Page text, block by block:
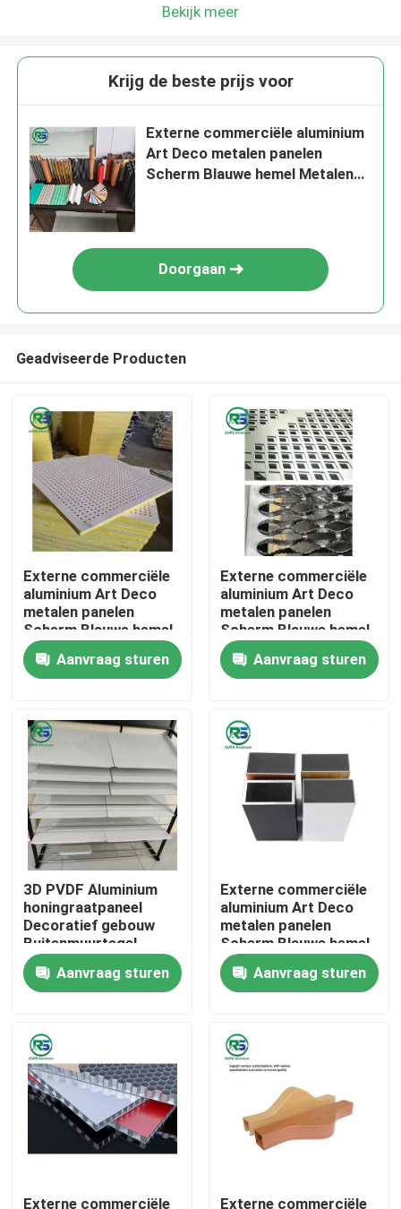
Producten
VR-show
Ongeveer ons
Fabrieksreis
Kwaliteitscontrole
Contacteer ons
Verzoek om een Citaat
De panelen van de aluminiummuur
Het Comité van de aluminiumhoningraat
Bekijk meer
Krijg de beste prijs voor
Externe commerciële aluminium
Art Deco metalen panelen
Scherm Blauwe hemel Metalen
Doorgaan
Geadviseerde Producten
Externe commerciële
aluminium Art Deco
metalen panelen
Scherm Blauwe hemel
Metalen wandtegels
Aanvraag sturen
Externe commerciële
aluminium Art Deco
metalen panelen
Scherm Blauwe hemel
Metalen wandtegels
Aanvraag sturen
3D PVDF Aluminium
honingraatpaneel
Decoratief gebouw
Buitenmuurtegel
Tegular
Aanvraag sturen
Externe commerciële
aluminium Art Deco
metalen panelen
Scherm Blauwe hemel
Metalen wandtegels
Aanvraag sturen
Externe commerciële Externe commerciële